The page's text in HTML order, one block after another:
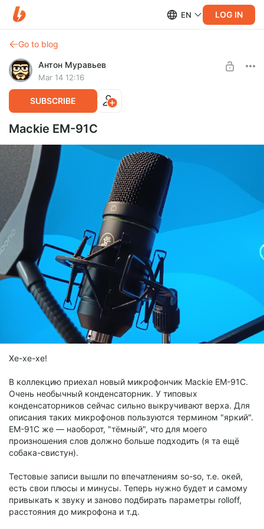
EN LOG IN
Go to blog
Антон Муравьев
Mar 14 12:16
SUBSCRIBE
Mackie EM-91C
Хе-хе-хе!
В коллекцию приехал новый микрофончик Mackie EM-91C.
Очень необычный конденсаторник. У типовых
конденсаторников сейчас сильно выкручивают верха. Для
описания таких микрофонов пользуются термином "яркий".
EM-91C же — наоборот, "тёмный", что для моего
произношения слов должно больше подходить (я та ещё
собака-свистун).
Тестовые записи вышли по впечатлениям so-so, т.е. окей,
есть свои плюсы и минусы. Теперь нужно будет и самому
привыкать к звуку и заново подбирать параметры rolloff,
расстояния до микрофона и т.д.